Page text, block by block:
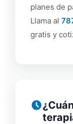
planes de
Llama al
gratis y